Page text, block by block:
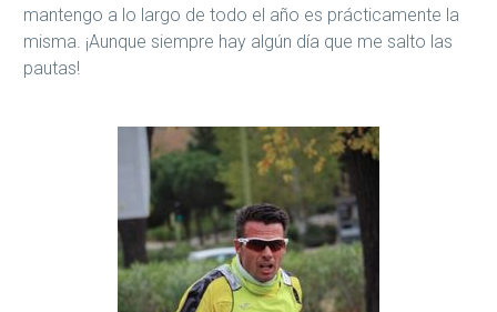
mantengo a lo largo de todo el año es prácticamente la
misma. ¡Aunque siempre hay algún día que me salto las
pautas!